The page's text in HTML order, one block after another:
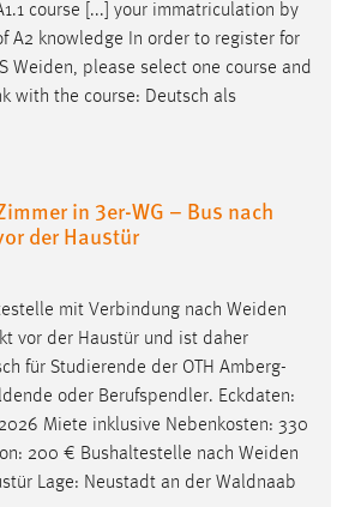
course [...] your immatriculation by
A2 knowledge In order to register for
Weiden, please select one course and
with the course: Deutsch als
in 3er-WG – Bus nach
der Haustür
mit Verbindung nach Weiden
vor der Haustür und ist daher
für Studierende der OTH Amberg-
oder Berufspendler. Eckdaten:
Miete inklusive Nebenkosten: 330
200 € Bushaltestelle nach Weiden
Lage: Neustadt an der Waldnaab
die Chatfunktion nutzen zu können.
mibew-chat-frame-style-
be_lastLoginProvider
notwendig um sich an der Website